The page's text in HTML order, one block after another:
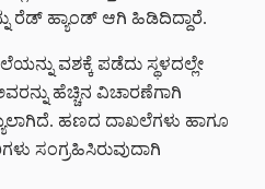
ರೆಡ್ ಹ್ಯಾಂಡ್ ಆಗಿ ಹಿಡಿದಿದ್ದಾರೆ.
ವಶಕ್ಕೆ ಪಡೆದು ಸ್ಥಳದಲ್ಲೇ
ಹೆಚ್ಚಿನ ವಿಚಾರಣೆಗಾಗಿ
ಹಣದ ದಾಖಲೆಗಳು ಹಾಗೂ
ಸಂಗ್ರಹಿಸಿರುವುದಾಗಿ